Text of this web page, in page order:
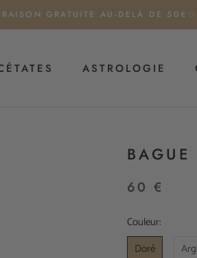
GRATUITE AU-DELÀ DE 50€✨
ASTROLOGIE
60 €
Couleur:
Doré